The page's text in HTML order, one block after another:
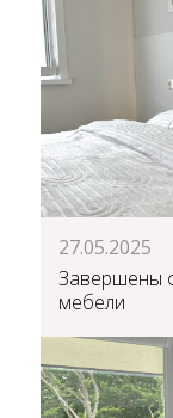
27.05.2025
Завершены
мебели